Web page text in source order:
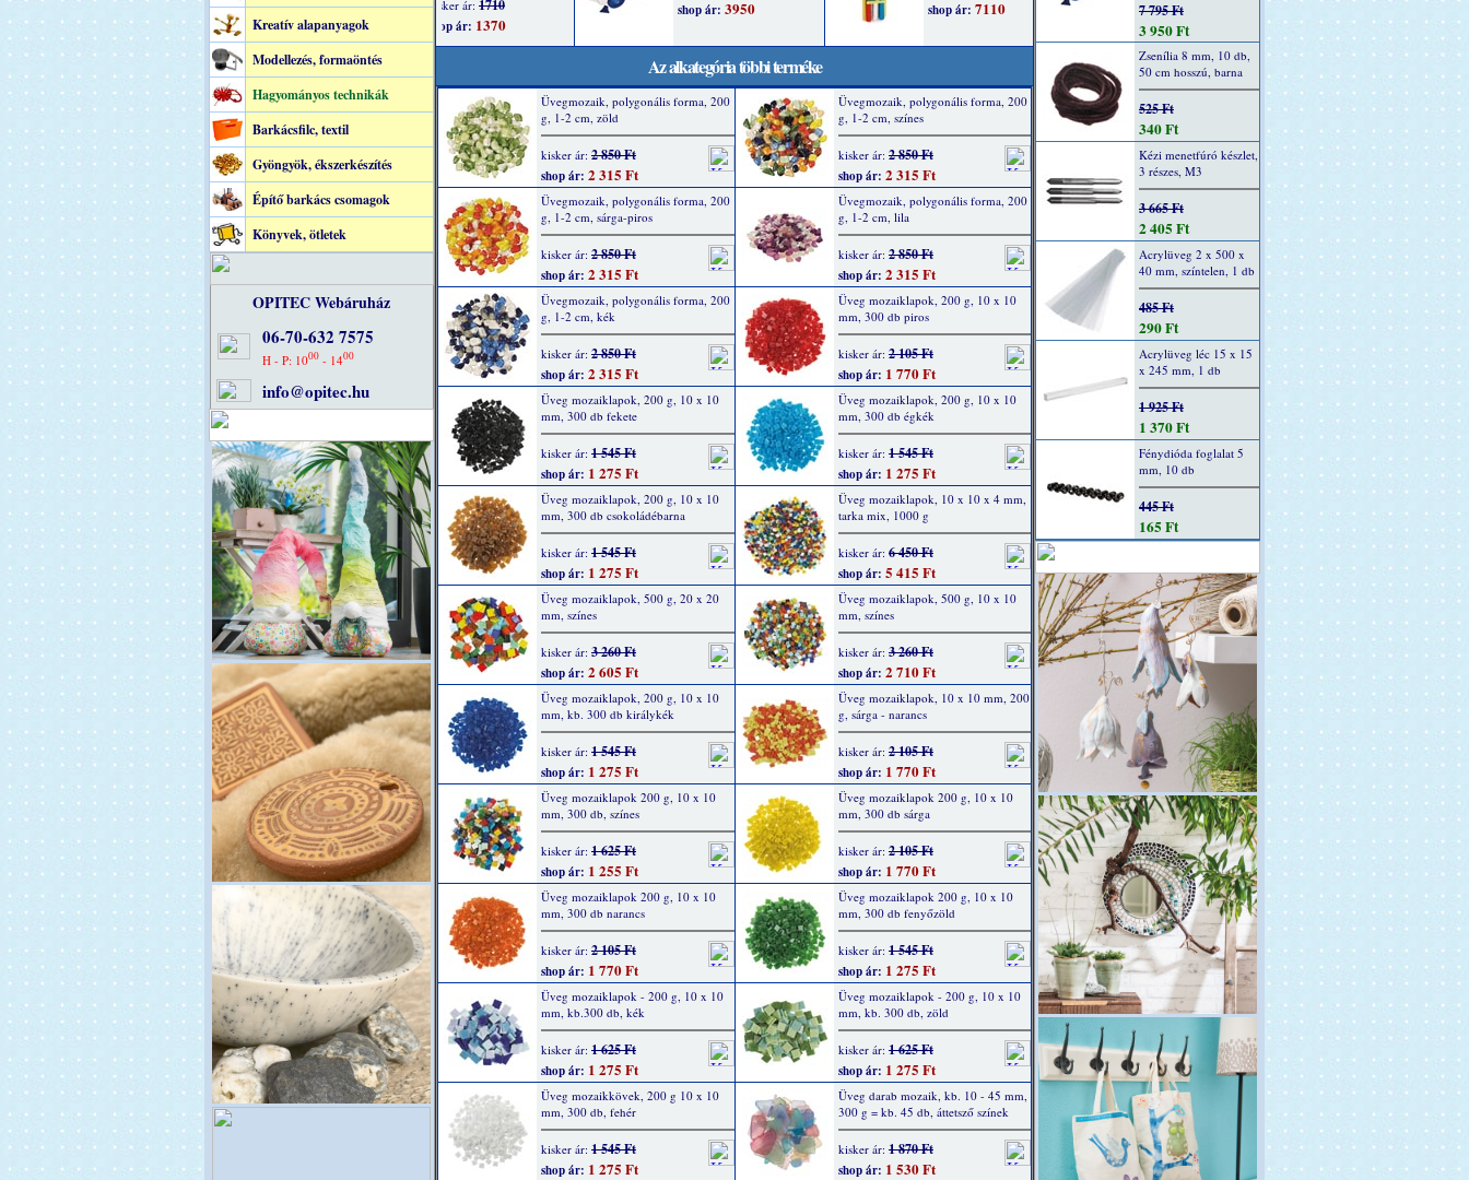
Kreatív alapanyagok
Modellezés, formaöntés
Hagyományos technikák
Barkácsfilc, textil
Gyöngyök, ékszerkészítés
Építő barkács csomagok
Könyvek, ötletek
OPITEC Webáruház
06-70-632 7575
H - P: 1000- 1400
info@opitec.hu
Az alkategória többi terméke
Üvegmozaik, polygonális forma, 200
g, 1-2 cm, zöld
kisker ár: 2 850 Ft
shop ár: 2 315 Ft
Üvegmozaik, polygonális forma, 200
g, 1-2 cm, színes
kisker ár: 2 850 Ft
shop ár: 2 315 Ft
Üvegmozaik, polygonális forma, 200
g, 1-2 cm, sárga-piros
kisker ár: 2 850 Ft
shop ár: 2 315 Ft
Üvegmozaik, polygonális forma, 200
g, 1-2 cm, lila
kisker ár: 2 850 Ft
shop ár: 2 315 Ft
Üvegmozaik, polygonális forma, 200
g, 1-2 cm, kék
kisker ár: 2 850 Ft
shop ár: 2 315 Ft
Üveg mozaiklapok, 200 g, 10 x 10
mm, 300 db piros
kisker ár: 2 105 Ft
shop ár: 1 770 Ft
Üveg mozaiklapok, 200 g, 10 x 10
mm, 300 db fekete
kisker ár: 1 545 Ft
shop ár: 1 275 Ft
Üveg mozaiklapok, 200 g, 10 x 10
mm, 300 db égkék
kisker ár: 1 545 Ft
shop ár: 1 275 Ft
Üveg mozaiklapok, 200 g, 10 x 10
mm, 300 db csokoládébarna
kisker ár: 1 545 Ft
shop ár: 1 275 Ft
Üveg mozaiklapok, 10 x 10 x 4 mm,
tarka mix, 1000 g
kisker ár: 6 450 Ft
shop ár: 5 415 Ft
Üveg mozaiklapok, 500 g, 20 x 20
mm, színes
kisker ár: 3 260 Ft
shop ár: 2 605 Ft
Üveg mozaiklapok, 500 g, 10 x 10
mm, színes
kisker ár: 3 260 Ft
shop ár: 2 710 Ft
Üveg mozaiklapok, 200 g, 10 x 10
mm, kb. 300 db királykék
kisker ár: 1 545 Ft
shop ár: 1 275 Ft
Üveg mozaiklapok, 10 x 10 mm, 200
g, sárga - narancs
kisker ár: 2 105 Ft
shop ár: 1 770 Ft
Üveg mozaiklapok 200 g, 10 x 10
mm, 300 db, színes
kisker ár: 1 625 Ft
shop ár: 1 255 Ft
Üveg mozaiklapok 200 g, 10 x 10
mm, 300 db sárga
kisker ár: 2 105 Ft
shop ár: 1 770 Ft
Üveg mozaiklapok 200 g, 10 x 10
mm, 300 db narancs
kisker ár: 2 105 Ft
shop ár: 1 770 Ft
Üveg mozaiklapok 200 g, 10 x 10
mm, 300 db fenyőzöld
kisker ár: 1 545 Ft
shop ár: 1 275 Ft
Üveg mozaiklapok - 200 g, 10 x 10
mm, kb.300 db, kék
kisker ár: 1 625 Ft
shop ár: 1 275 Ft
Üveg mozaiklapok - 200 g, 10 x 10
mm, kb. 300 db, zöld
kisker ár: 1 625 Ft
shop ár: 1 275 Ft
Üveg mozaikkövek, 200 g 10 x 10
mm, 300 db, fehér
kisker ár: 1 545 Ft
shop ár: 1 275 Ft
Üveg darab mozaik, kb. 10 - 45 mm,
300 g = kb. 45 db, áttetsző színek
kisker ár: 1 870 Ft
shop ár: 1 530 Ft
7 795 Ft
3 950 Ft
Zsenília 8 mm, 10 db,
50 cm hosszú, barna
525 Ft
340 Ft
Kézi menetfúró készlet,
3 részes, M3
3 665 Ft
2 405 Ft
Acrylüveg 2 x 500 x
40 mm, színtelen, 1 db
485 Ft
290 Ft
Acrylüveg léc 15 x 15
x 245 mm, 1 db
1 925 Ft
1 370 Ft
Fénydióda foglalat 5
mm, 10 db
445 Ft
165 Ft